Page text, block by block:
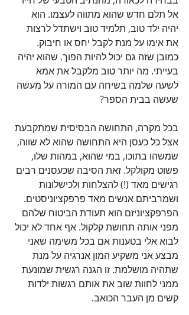
אל תלם חדש שהוא מתווה לעצמו. הוא
יהיה ילד טוב, תלמיד טוב וישתדל לרצות
את אימו על מנת לקבל יחס או חיבוק.
כמובן שזה גם יכול להיות הפוך. שהוא יהיה
בעייתי. מה יותר טוב מלקבל את אמא
לשעה שלמה בשיחה עם המורה על מעשה
שעשה בבית הספר?
בכל מקרה, התחושה הבסיסית שמתקבעת
אצל כל כעסן היא התחושה שהוא לא שווה,
שמשהו בתוכו, במי שהוא, במהות שלו,
פשוט מקולקל. זאת הסיבה שכעסנים רבים
רגישים מאד (!) להצלחות ולכישלונות
ושמרביתם אנשים מאד פרפקציוניסטים.
הפרפקציוניזם הוא תעודת הביטוח שלהם
מפני אותה תחושת קלקול. אף אחד לא יכול
לבוא אלי בטענות אם בכל משימה שאני
מבצע אני משקיע המון אנרגיה על מנת
שתהיה מושלמת. זו הגנה רגשית שמונעת
ממני לחוות שוב את אותם רגשות ילדות
קשים מן העבר הכואב.